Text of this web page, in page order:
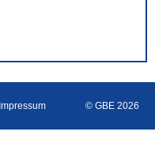
Impressum © GBE 2026